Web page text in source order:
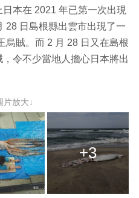
本在 2021 年已第一次出現
28 日島根縣出雲市出現了一
烏賊。而 2 月 28 日又在島根
令不少當地人擔心日本將出
片放大↓
+3